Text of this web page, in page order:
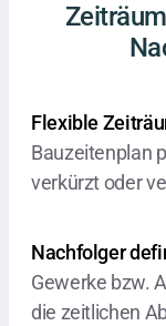
Flexible
Bauzeitenplan
verkürzt oder
Nachfolger
Gewerke bzw.
die zeitlichen